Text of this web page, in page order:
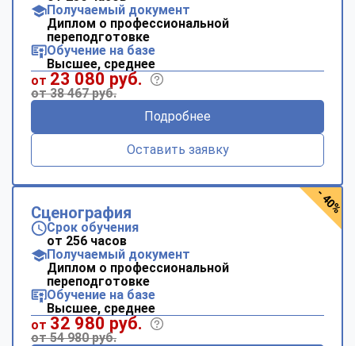
Получаемый документ
Диплом о профессиональной
переподготовке
Обучение на базе
Высшее, среднее
от 23 080 руб.
от 38 467 руб.
Подробнее
Оставить заявку
Сценография
Срок обучения
от 256 часов
Получаемый документ
Диплом о профессиональной
переподготовке
Обучение на базе
Высшее, среднее
от 32 980 руб.
от 54 980 руб.
- 40%